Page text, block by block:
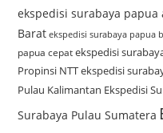
ekspedisi surabaya papua
Barat ekspedisi surabaya papua
papua cepat ekspedisi
Propinsi NTTekspedisi
Pulau Kalimantan Ekspedisi
Surabaya Pulau Sumatera